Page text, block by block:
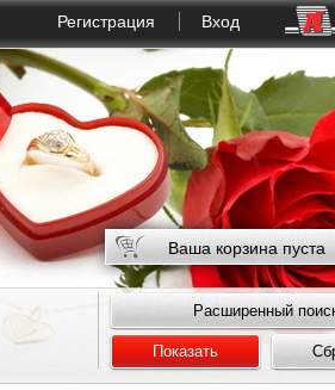
Регистрация Вход
Ваша корзина пуста
Расширенный
Показать